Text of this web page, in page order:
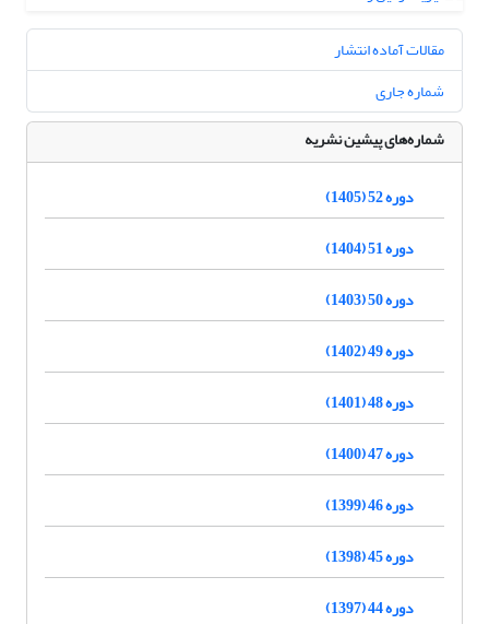
مقالات آماده انتشار
شماره جاری
شماره‌های پیشین نشریه
دوره 52 (1405)
دوره 51 (1404)
دوره 50 (1403)
دوره 49 (1402)
دوره 48 (1401)
دوره 47 (1400)
دوره 46 (1399)
دوره 45 (1398)
دوره 44 (1397)